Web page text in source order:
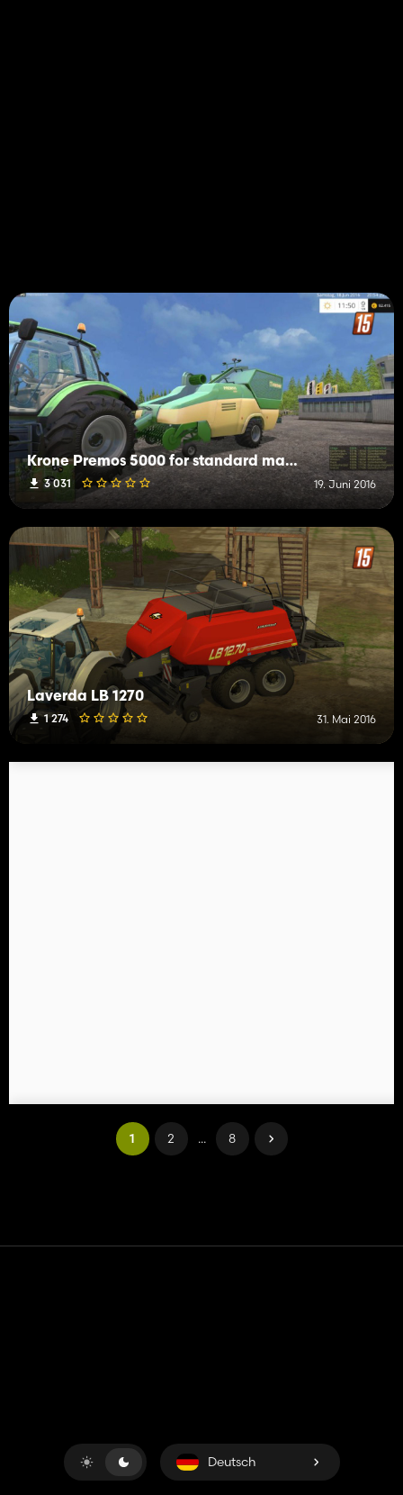
Krone Premos 5000 for standard maps
3 031 19. Juni 2016
Laverda LB 1270
1 274 31. Mai 2016
1 2 ... 8
Deutsch